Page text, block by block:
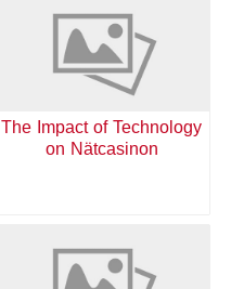
The Impact of Technology
on Nätcasinon